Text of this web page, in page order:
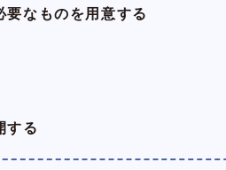
要なものを用意する
する